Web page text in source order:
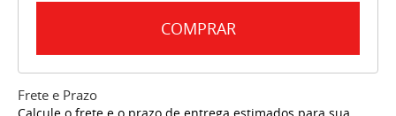
COMPRAR
Frete e Prazo